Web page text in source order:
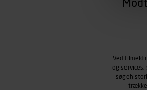
Vi
Ved
og services,
trække